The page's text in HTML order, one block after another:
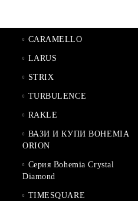
CARAMELLO
LARUS
STRIX
TURBULENCE
RAKLE
ВАЗИ И КУПИ BOHEMIA
ORION
Серия Bohemia Crystal
Diamond
TIMESQUARE